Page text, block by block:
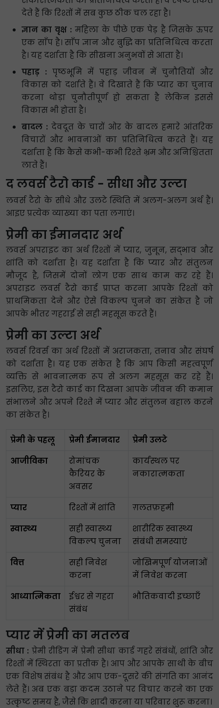
देते हैं कि रिश्तों में सब कुछ ठीक चल रहा है।
ज्ञान का वृक्ष : महिला के पीछे एक पेड़ है जिसके ऊपर
एक साँप है। साँप ज्ञान और बुद्धि का प्रतिनिधित्व करता
है। यह दर्शाता है कि सीखना अनुभवों से आता है।
पहाड़ : पृष्ठभूमि में पहाड़ जीवन में चुनौतियों और
विकास को दर्शाते हैं। वे दिखाते हैं कि प्यार का चुनाव
करना थोड़ा चुनौतीपूर्ण हो सकता है लेकिन इससे
विकास भी होता है।
बादल : देवदूत के चारों ओर के बादल हमारे आंतरिक
विचारों और भावनाओं का प्रतिनिधित्व करते हैं। यह
दर्शाता है कि कैसे कभी-कभी रिश्ते भ्रम और अनिश्चितता
लाते हैं।
द लवर्स टैरो कार्ड - सीधा और उल्टा
लवर्स टैरो के सीधे और उलटे स्थिति में अलग-अलग अर्थ हैं।
आइए प्रत्येक व्याख्या का पता लगाएं।
प्रेमी का ईमानदार अर्थ
लवर्स अपराइट का अर्थ रिश्तों में प्यार, जुनून, सद्भाव और
शांति को दर्शाता है। यह दर्शाता है कि प्यार और संतुलन
मौजूद है, जिसमें दोनों लोग एक साथ काम कर रहे हैं।
अपराइट लवर्स टैरो कार्ड प्राप्त करना आपके रिश्तों को
प्राथमिकता देने और ऐसे विकल्प चुनने का संकेत है जो
आपके भीतर गहराई से सही महसूस करते हैं।
प्रेमी का उल्टा अर्थ
लवर्स रिवर्स का अर्थ रिश्तों में अराजकता, तनाव और संघर्ष
को दर्शाता है। यह एक संकेत है कि आप किसी महत्वपूर्ण
व्यक्ति से भावनात्मक रूप से अलग महसूस कर रहे हैं।
इसलिए, इस टैरो कार्ड का दिखना आपके जीवन की कमान
संभालने और अपने रिश्ते में प्यार और संतुलन बहाल करने
का संकेत है।
प्रेमी के पहलू प्रेमी ईमानदार
प्रेमी उलटे
आजीविका
रोमांचक
कैरियर के
अवसर
कार्यस्थल पर
नकारात्मकता
प्यार रिश्तों में शांति
ग़लतफ़हमी
स्वास्थ्य
सही स्वास्थ्य
विकल्प चुनना
शारीरिक स्वास्थ्य
संबंधी समस्याएं
वित्त
सही निवेश
करना
जोखिमपूर्ण योजनाओं
में निवेश करना
आध्यात्मिकता
ईश्वर से गहरा
संबंध
भौतिकवादी इच्छाएँ
प्यार में प्रेमी का मतलब
सीधा : प्रेमी रीडिंग में प्रेमी सीधा कार्ड गहरे संबंधों, शांति और
रिश्तों में स्थिरता का प्रतीक है। आप और आपके साथी के बीच
एक विशेष संबंध है और आप एक-दूसरे की संगति का आनंद
लेते हैं। अब एक बड़ा कदम उठाने पर विचार करने का एक
उत्कृष्ट समय है, जैसे कि शादी करना या परिवार शुरू करना।